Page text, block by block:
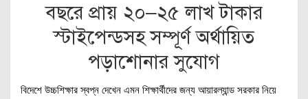
বছরে প্রায় ২০–২৫ লাখ টাকার
স্টাইপেন্ডসহ সম্পূর্ণ অর্থায়িত
পড়াশোনার সুযোগ
বিদেশে উচ্চশিক্ষার স্বপ্ন দেখেন এমন শিক্ষার্থীদের জন্য আয়ারল্যান্ড সরকার নিয়ে